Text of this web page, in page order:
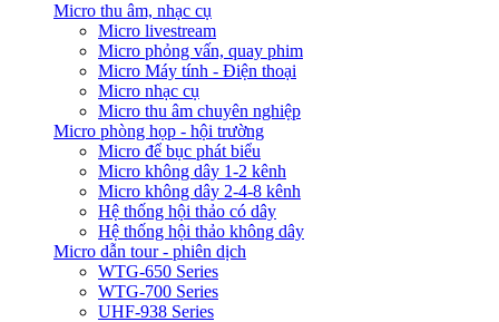
Micro thu âm, nhạc cụ
Micro livestream
Micro phỏng vấn, quay phim
Micro Máy tính - Điện thoại
Micro nhạc cụ
Micro thu âm chuyên nghiệp
Micro phòng họp - hội trường
Micro để bục phát biểu
Micro không dây 1-2 kênh
Micro không dây 2-4-8 kênh
Hệ thống hội thảo có dây
Hệ thống hội thảo không dây
Micro dẫn tour - phiên dịch
WTG-650 Series
WTG-700 Series
UHF-938 Series